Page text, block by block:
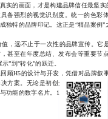
的画面，才是构建品牌信任最坚实
强烈的视觉识别度。统一的色彩
独特的品牌印记。这正是“精品案
远不止于一次性的品牌宣传。它
甚至在年度总结、发布会等重要节
”到“转化”的跃迁。
H5的设计与开发，凭借对品牌叙
决方案。无论是初创企业的品牌初建
功能的数字名片。18140119082